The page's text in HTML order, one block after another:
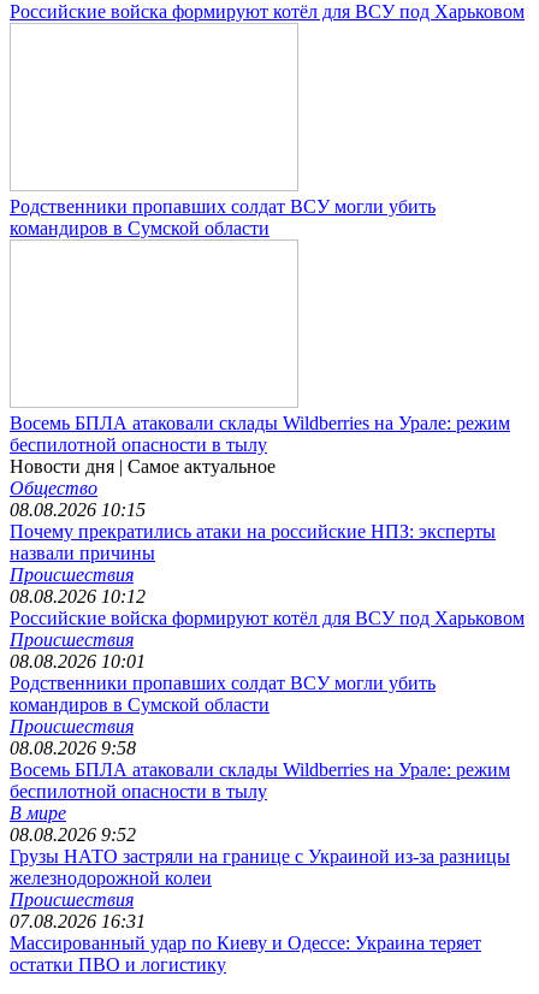
Российские войска формируют котёл для ВСУ под Харьковом
Родственники пропавших солдат ВСУ могли убить
командиров в Сумской области
Восемь БПЛА атаковали склады Wildberries на Урале: режим
беспилотной опасности в тылу
Новости дня | Самое актуальное
Общество
08.08.2026 10:15
Почему прекратились атаки на российские НПЗ: эксперты
назвали причины
Происшествия
08.08.2026 10:12
Российские войска формируют котёл для ВСУ под Харьковом
Происшествия
08.08.2026 10:01
Родственники пропавших солдат ВСУ могли убить
командиров в Сумской области
Происшествия
08.08.2026 9:58
Восемь БПЛА атаковали склады Wildberries на Урале: режим
беспилотной опасности в тылу
В мире
08.08.2026 9:52
Грузы НАТО застряли на границе с Украиной из-за разницы
железнодорожной колеи
Происшествия
07.08.2026 16:31
Массированный удар по Киеву и Одессе: Украина теряет
остатки ПВО и логистику